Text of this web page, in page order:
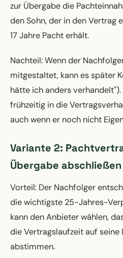
zur Übergabe die
den Sohn, der in den Vertrag
17 Jahre Pacht erhält.
Nachteil: Wenn der
mitgestaltet, kann es später
hätte ich anders
frühzeitig in die
auch wenn er noch nicht
Variante 2:
Übergabe abschließen
Vorteil: Der Nachfolger
die wichtigste 25-Jahres-
kann den Anbieter wählen,
die Vertragslaufzeit auf seine
abstimmen.